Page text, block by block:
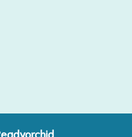
eadyorchid